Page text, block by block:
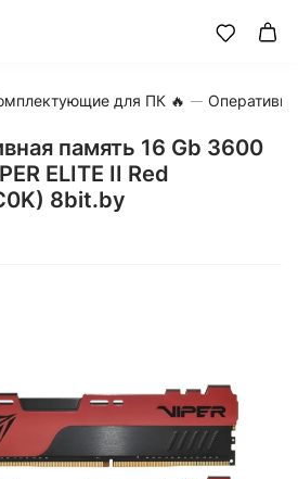
для ПК 🔥
память 16 Gb 3600
ELITE II Red
8bit.by